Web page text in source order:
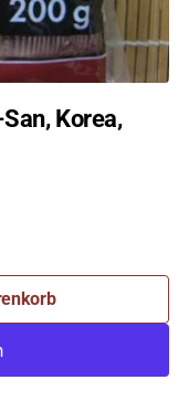
Korea,